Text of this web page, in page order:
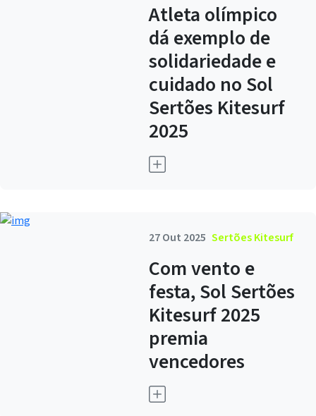
Atleta olímpico
dá exemplo de
solidariedade e
cuidado no Sol
Sertões Kitesurf
2025
27 Out 2025 Sertões Kitesurf
Com vento e
festa, Sol Sertões
Kitesurf 2025
premia
vencedores